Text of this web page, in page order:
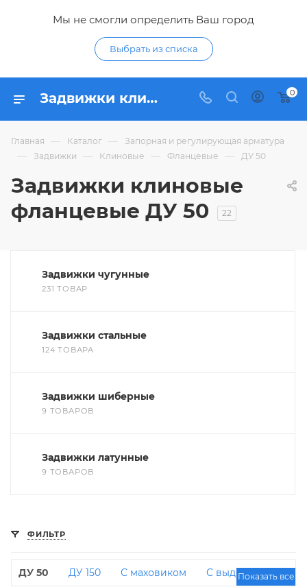
Мы не смогли определить Ваш город
Выбрать из списка
Задвижки клиновые фланцевые ДУ 50 - купить клиновую задвижку фланцевую ДУ50 (DN50) по низким ценам в интернет-магазине Гидропромтехника в Курске 0
Главная — Каталог — Запорная и регулирующая арматура
— Задвижки — Клиновые — Фланцевые — ДУ 50
Задвижки клиновые
фланцевые ДУ 50
22
Задвижки чугунные
231 ТОВАР
Задвижки стальные
124 ТОВАРА
Задвижки шиберные
9 ТОВАРОВ
Задвижки латунные
9 ТОВАРОВ
ФИЛЬТР
ДУ 50 ДУ 150 С маховиком
С выдвижным
Показать все